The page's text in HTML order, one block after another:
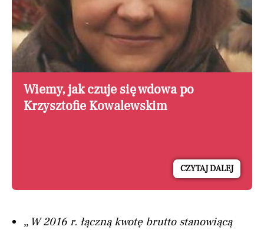
Wiemy, jak czuje się wdowa po
Krzysztofie Kowalewskim
CZYTAJ DALEJ
„W 2016 r. łączną kwotę brutto stanowiącą